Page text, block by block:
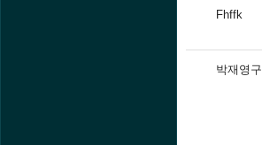
Fhffk
박재영구